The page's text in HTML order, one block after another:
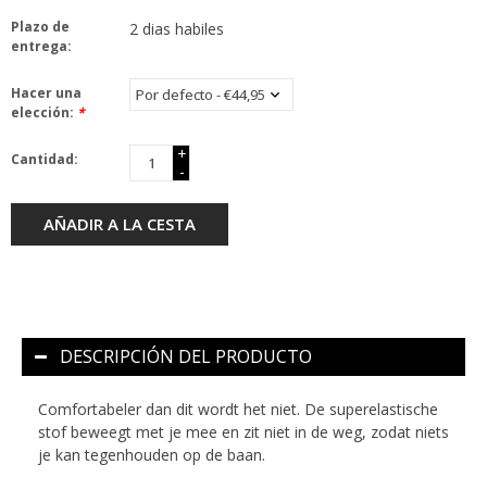
Plazo de
entrega:
2 dias habiles
Hacer una
elección: *
Cantidad:
+
-
AÑADIR A LA CESTA
DESCRIPCIÓN DEL PRODUCTO
Comfortabeler dan dit wordt het niet. De superelastische
stof beweegt met je mee en zit niet in de weg, zodat niets
je kan tegenhouden op de baan.